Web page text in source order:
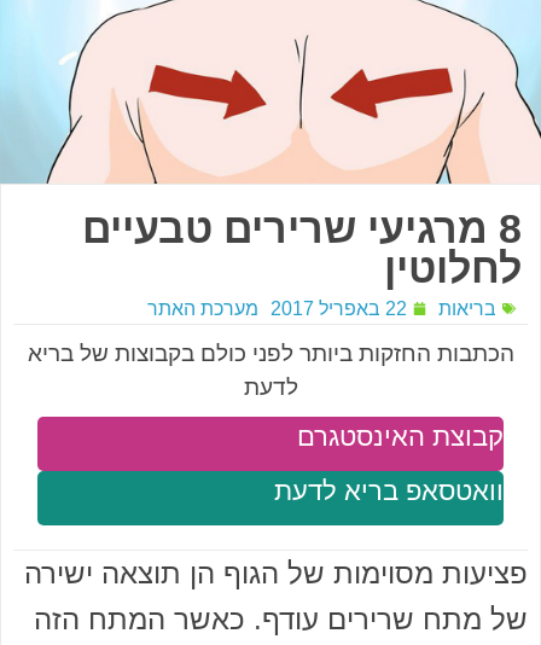
8 מרגיעי שרירים טבעיים
לחלוטין
בריאות 22 באפריל 2017 מערכת האתר
הכתבות החזקות ביותר לפני כולם בקבוצות של בריא
לדעת
וואטסאפ בריא לדעת
קבוצת האינסטגרם
פציעות מסוימות של הגוף הן תוצאה ישירה
של מתח שרירים עודף. כאשר המתח הזה